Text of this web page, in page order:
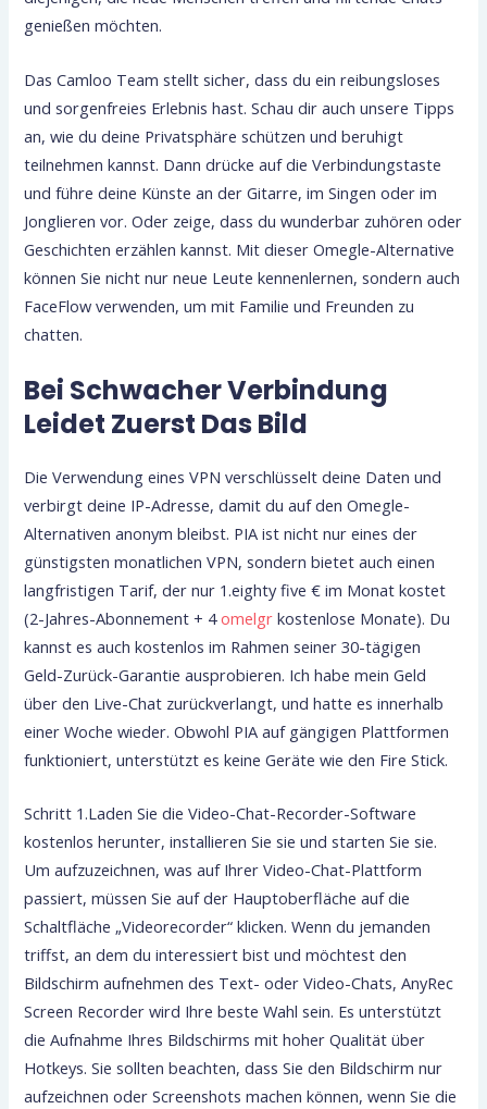
genießen möchten.
Das Camloo Team stellt sicher, dass du ein reibungsloses
und sorgenfreies Erlebnis hast. Schau dir auch unsere Tipps
an, wie du deine Privatsphäre schützen und beruhigt
teilnehmen kannst. Dann drücke auf die Verbindungstaste
und führe deine Künste an der Gitarre, im Singen oder im
Jonglieren vor. Oder zeige, dass du wunderbar zuhören oder
Geschichten erzählen kannst. Mit dieser Omegle-Alternative
können Sie nicht nur neue Leute kennenlernen, sondern auch
FaceFlow verwenden, um mit Familie und Freunden zu
chatten.
Bei Schwacher Verbindung
Leidet Zuerst Das Bild
Die Verwendung eines VPN verschlüsselt deine Daten und
verbirgt deine IP-Adresse, damit du auf den Omegle-
Alternativen anonym bleibst. PIA ist nicht nur eines der
günstigsten monatlichen VPN, sondern bietet auch einen
langfristigen Tarif, der nur 1.eighty five € im Monat kostet
(2-Jahres-Abonnement + 4omelgr kostenlose Monate). Du
kannst es auch kostenlos im Rahmen seiner 30-tägigen
Geld-Zurück-Garantie ausprobieren. Ich habe mein Geld
über den Live-Chat zurückverlangt, und hatte es innerhalb
einer Woche wieder. Obwohl PIA auf gängigen Plattformen
funktioniert, unterstützt es keine Geräte wie den Fire Stick.
Schritt 1.Laden Sie die Video-Chat-Recorder-Software
kostenlos herunter, installieren Sie sie und starten Sie sie.
Um aufzuzeichnen, was auf Ihrer Video-Chat-Plattform
passiert, müssen Sie auf der Hauptoberfläche auf die
Schaltfläche „Videorecorder“ klicken. Wenn du jemanden
triffst, an dem du interessiert bist und möchtest den
Bildschirm aufnehmen des Text- oder Video-Chats, AnyRec
Screen Recorder wird Ihre beste Wahl sein. Es unterstützt
die Aufnahme Ihres Bildschirms mit hoher Qualität über
Hotkeys. Sie sollten beachten, dass Sie den Bildschirm nur
aufzeichnen oder Screenshots machen können, wenn Sie die